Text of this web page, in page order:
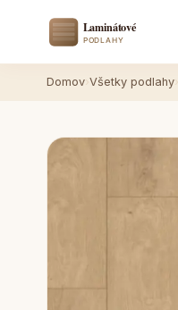
Domov Všetky podlahy